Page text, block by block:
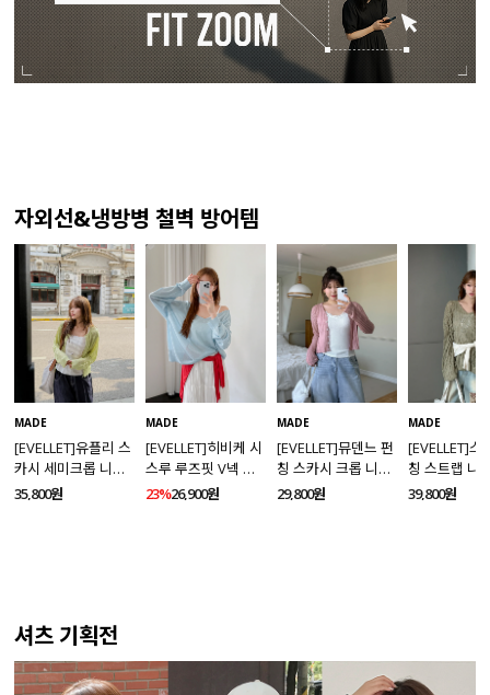
자외선&냉방병 철벽 방어템
MADE
[EVELLET]유플리 스
카시 세미크롭 니트
가디건
35,800원
MADE
[EVELLET]히비케 시
스루 루즈핏 V넥 니
트
23%26,900원
MADE
[EVELLET]뮤덴느 펀
칭 스카시 크롭 니트
가디건
29,800원
MADE
[EVELLET]스
칭 스트랩 니
39,800원
셔츠 기획전